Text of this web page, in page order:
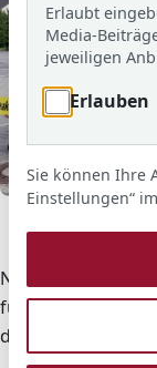
s
die
Neue 5. Klässler
führen
durch.
Erlaubt
Media-
jeweiligen
Erlauben
Sie können Ihre
Einstellungen“